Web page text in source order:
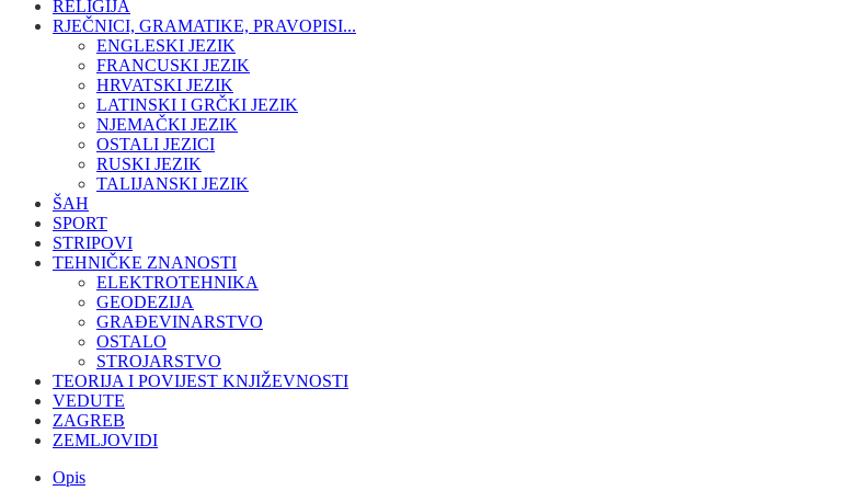
RELIGIJA
RJEČNICI, GRAMATIKE, PRAVOPISI...
ENGLESKI JEZIK
FRANCUSKI JEZIK
HRVATSKI JEZIK
LATINSKI I GRČKI JEZIK
NJEMAČKI JEZIK
OSTALI JEZICI
RUSKI JEZIK
TALIJANSKI JEZIK
ŠAH
SPORT
STRIPOVI
TEHNIČKE ZNANOSTI
ELEKTROTEHNIKA
GEODEZIJA
GRAĐEVINARSTVO
OSTALO
STROJARSTVO
TEORIJA I POVIJEST KNJIŽEVNOSTI
VEDUTE
ZAGREB
ZEMLJOVIDI
Opis